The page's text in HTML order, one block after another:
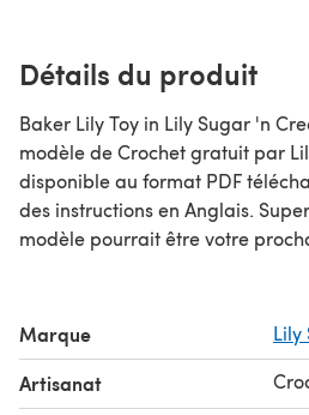
Détails du produit
Baker Lily Toy in Lily Sugar 'n
modèle de Crochet gratuit par Lily Sugar 'n Cream,
disponible au format PDF
des instructions en Anglais.
modèle pourrait être votre
Marque Lily
Artisanat